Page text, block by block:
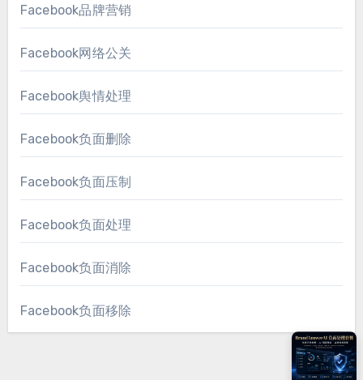
Facebook品牌营销
Facebook网络公关
Facebook舆情处理
Facebook负面删除
Facebook负面压制
Facebook负面处理
Facebook负面消除
Facebook负面移除